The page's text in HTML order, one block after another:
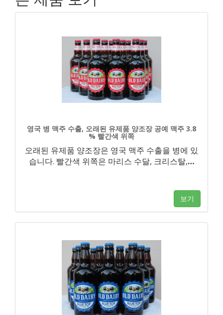
영국 병 맥주 수출, 오래된 유제품 양조장 공예 맥주 3.8
% 빨간색 위쪽
오래된 유제품 양조장은 영국 맥주 수출을 병에 있
습니다. 빨간색 위쪽은 마리스 수달, 크리스탈,…
보기